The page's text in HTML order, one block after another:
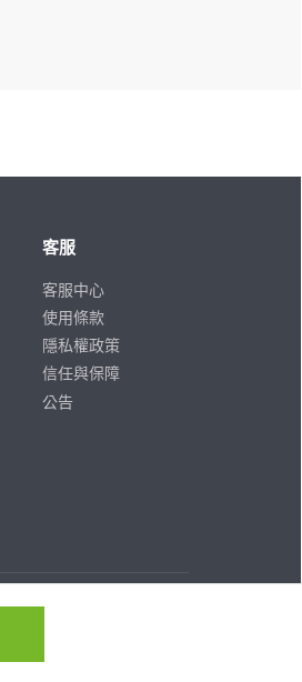
客服
客服中心
使用條款
隱私權政策
信任與保障
公告